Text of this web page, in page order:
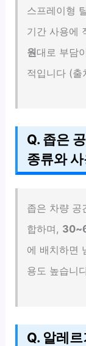
스프레이형
기간 사용에
원대로 부담
적입니다 (
Q. 좁은
종류와
좁은 차량 공
합하며,
에 배치하면
용도 높습니
Q. 알레